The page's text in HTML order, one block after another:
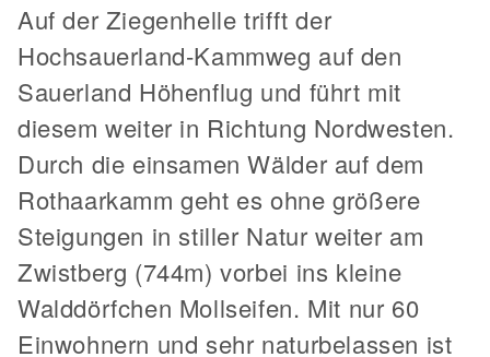
Auf der Ziegenhelle trifft der
Hochsauerland-Kammweg auf den
Sauerland Höhenflug und führt mit
diesem weiter in Richtung Nordwesten.
Durch die einsamen Wälder auf dem
Rothaarkamm geht es ohne größere
Steigungen in stiller Natur weiter am
Zwistberg (744m) vorbei ins kleine
Walddörfchen Mollseifen. Mit nur 60
Einwohnern und sehr naturbelassen ist